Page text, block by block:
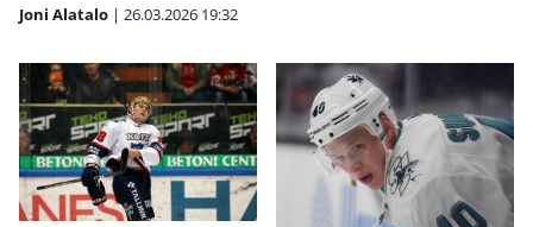
Joni Alatalo | 26.03.2026 19:32